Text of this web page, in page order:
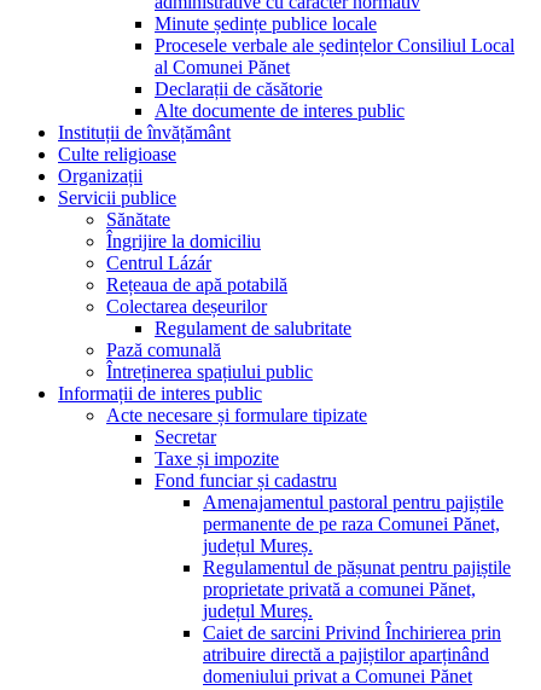
Minute ședințe publice locale
Procesele verbale ale ședințelor Consiliul Local
al Comunei Pănet
Declarații de căsătorie
Alte documente de interes public
Instituții de învățământ
Culte religioase
Organizații
Servicii publice
Sănătate
Îngrijire la domiciliu
Centrul Lázár
Rețeaua de apă potabilă
Colectarea deșeurilor
Regulament de salubritate
Pază comunală
Întreținerea spațiului public
Informații de interes public
Acte necesare și formulare tipizate
Secretar
Taxe și impozite
Fond funciar și cadastru
Amenajamentul pastoral pentru pajiștile
permanente de pe raza Comunei Pănet,
județul Mureș.
Regulamentul de pășunat pentru pajiștile
proprietate privată a comunei Pănet,
județul Mureș.
Caiet de sarcini Privind Închirierea prin
atribuire directă a pajiștilor aparținând
domeniului privat a Comunei Pănet